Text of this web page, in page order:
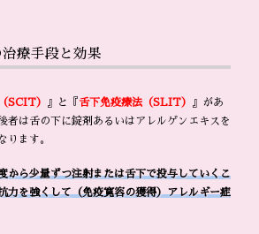
療手段と効果
SCIT） 』と『 舌下免疫療法（SLIT）
』があ
者は舌の下に錠剤あるいはアレルゲンエキスを
ります。
から少量ずつ注射または舌下で投与していくこ
力を強くして（免疫寛容の獲得）アレルギー症